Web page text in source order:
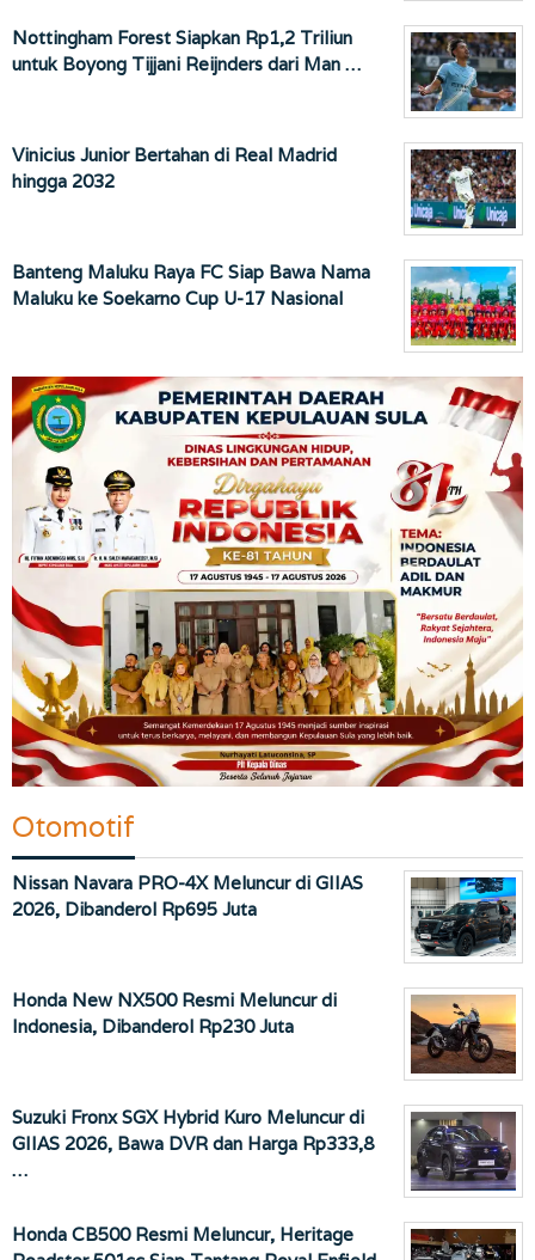
Nottingham Forest Siapkan Rp1,2 Triliun
untuk Boyong Tijjani Reijnders dari Man …
Vinicius Junior Bertahan di Real Madrid
hingga 2032
Banteng Maluku Raya FC Siap Bawa Nama
Maluku ke Soekarno Cup U-17 Nasional
Otomotif
Nissan Navara PRO-4X Meluncur di GIIAS
2026, Dibanderol Rp695 Juta
Honda New NX500 Resmi Meluncur di
Indonesia, Dibanderol Rp230 Juta
Suzuki Fronx SGX Hybrid Kuro Meluncur di
GIIAS 2026, Bawa DVR dan Harga Rp333,8
…
Honda CB500 Resmi Meluncur, Heritage